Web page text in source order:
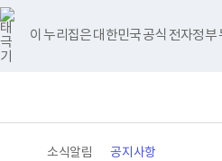
바
로
가
기
메
이 누리집은 대한민국 공식 전자정부
너
비
767px
이
하
영메
홈
소식알림 공지사항
유
튜
브
블
로
그
인
스
타
그
램
페
이
스
북